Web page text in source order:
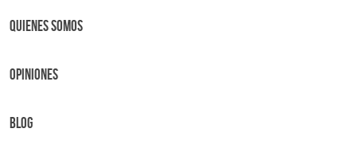
Quienes Somos
OPINIONES
BLOG